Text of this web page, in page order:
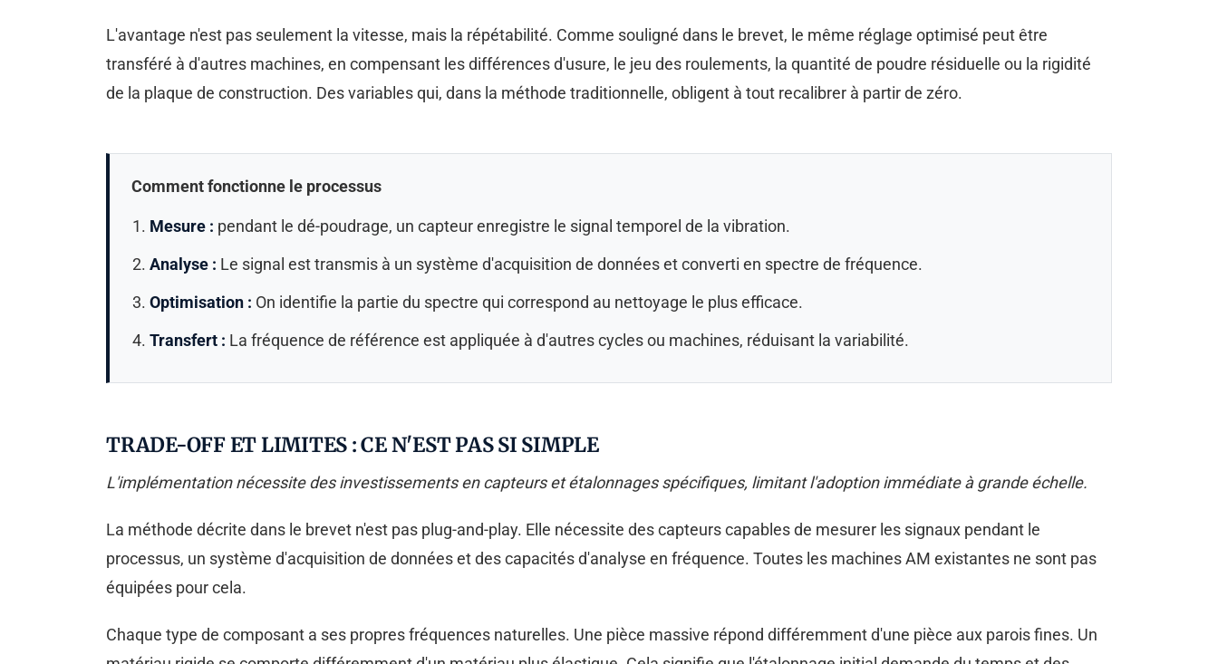
L'avantage n'est pas seulement la vitesse, mais la répétabilité. Comme souligné dans le brevet, le même réglage optimisé peut être
transféré à d'autres machines, en compensant les différences d'usure, le jeu des roulements, la quantité de poudre résiduelle ou la rigidité
de la plaque de construction. Des variables qui, dans la méthode traditionnelle, obligent à tout recalibrer à partir de zéro.
Comment fonctionne le processus
Mesure : pendant le dé-poudrage, un capteur enregistre le signal temporel de la vibration.
Analyse : Le signal est transmis à un système d'acquisition de données et converti en spectre de fréquence.
Optimisation : On identifie la partie du spectre qui correspond au nettoyage le plus efficace.
Transfert : La fréquence de référence est appliquée à d'autres cycles ou machines, réduisant la variabilité.
TRADE-OFF ET LIMITES : CE N'EST PAS SI SIMPLE
L'implémentation nécessite des investissements en capteurs et étalonnages spécifiques, limitant l'adoption immédiate à grande échelle.
La méthode décrite dans le brevet n'est pas plug-and-play. Elle nécessite des capteurs capables de mesurer les signaux pendant le
processus, un système d'acquisition de données et des capacités d'analyse en fréquence. Toutes les machines AM existantes ne sont pas
équipées pour cela.
Chaque type de composant a ses propres fréquences naturelles. Une pièce massive répond différemment d'une pièce aux parois fines. Un